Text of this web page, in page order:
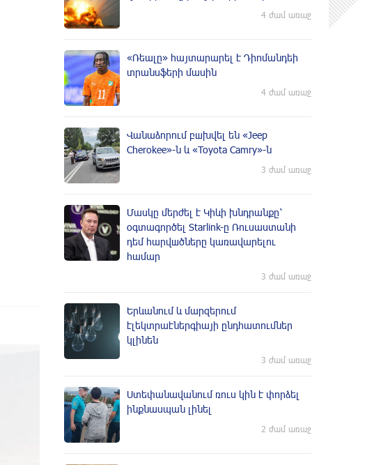
4 ժամ առաջ
«Ռեալը» հայտարարել է Դիոմանդեի
տրանսֆերի մասին
4 ժամ առաջ
Վանաձորում բшխվել են «Jeep
Cherokee»-ն և «Toyota Camry»-ն
3 ժամ առաջ
Մասկը մերժել է Կիևի խնդրանքը՝
օգտագործել Starlink-ը Ռուսաստանի
դեմ հարվшծները կառավարելու
համար
3 ժամ առաջ
Երևանում և մարզերում
էլեկտրաէներգիայի ընդհատումներ
կլինեն
3 ժամ առաջ
Ստեփանավանում ռուս կին է փորձել
ինքնասպան լինել
2 ժամ առաջ